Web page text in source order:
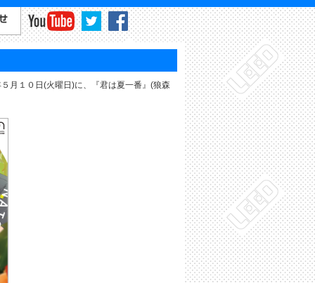
月１０日(火曜日)に、『君は夏一番』(狼森